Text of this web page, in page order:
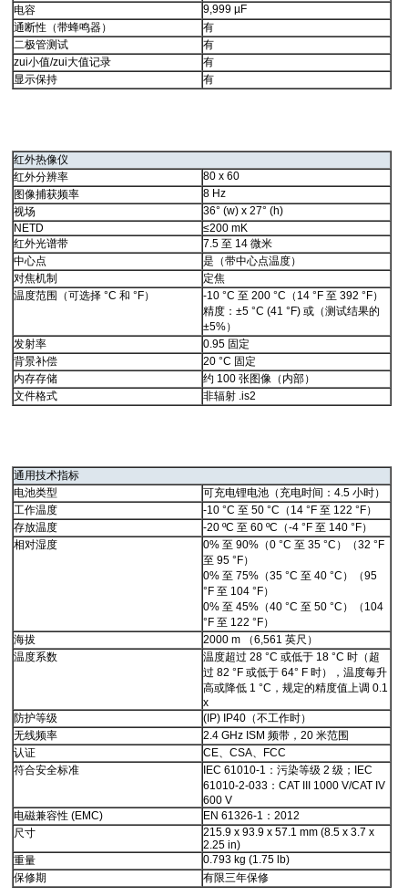
电容
9,999 µF
通断性（带蜂鸣器）
有
二极管测试
有
zui小值/zui大值记录
有
显示保持
有
红外热像仪
红外分辨率
80 x 60
图像捕获频率
8 Hz
视场
36° (w) x 27° (h)
NETD
≤200 mK
红外光谱带
7.5 至 14 微米
中心点
是（带中心点温度）
对焦机制
定焦
温度范围（可选择 °C 和 °F）
-10 °C 至 200 °C（14 °F 至 392 °F）
精度：±5 °C (41 °F) 或（测试结果的
±5%）
发射率
0.95 固定
背景补偿
20 °C 固定
内存存储
约 100 张图像（内部）
文件格式
非辐射 .is2
通用技术指标
电池类型
可充电锂电池（充电时间：4.5 小时）
工作温度
-10 °C 至 50 °C（14 °F 至 122 °F）
存放温度
-20 ºC 至 60 ºC（-4 °F 至 140 °F）
相对湿度
0% 至 90%（0 °C 至 35 °C）（32 °F
至 95 °F）
0% 至 75%（35 °C 至 40 °C）（95
°F 至 104 °F）
0% 至 45%（40 °C 至 50 °C）（104
°F 至 122 °F）
海拔
2000 m （6,561 英尺）
温度系数
温度超过 28 °C 或低于 18 °C 时（超
过 82 °F 或低于 64° F 时），温度每升
高或降低 1 °C，规定的精度值上调 0.1
x
防护等级
(IP) IP40（不工作时）
无线频率
2.4 GHz ISM 频带，20 米范围
认证
CE、CSA、FCC
符合安全标准
IEC 61010-1：污染等级 2 级；IEC
61010-2-033：CAT III 1000 V/CAT IV
600 V
电磁兼容性 (EMC)
EN 61326-1：2012
尺寸
215.9 x 93.9 x 57.1 mm (8.5 x 3.7 x
2.25 in)
重量
0.793 kg (1.75 lb)
保修期
有限三年保修